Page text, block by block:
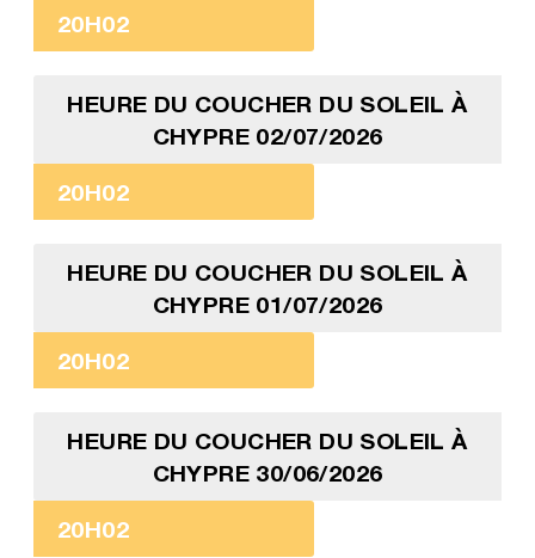
20H02
HEURE DU COUCHER DU SOLEIL À
CHYPRE 02/07/2026
20H02
HEURE DU COUCHER DU SOLEIL À
CHYPRE 01/07/2026
20H02
HEURE DU COUCHER DU SOLEIL À
CHYPRE 30/06/2026
20H02